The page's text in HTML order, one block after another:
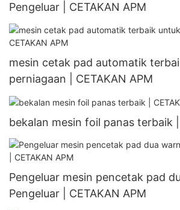
Pengeluar | CETAKAN APM
mesin cetak pad automatik
perniagaan | CETAKAN APM
bekalan mesin foil panas terbaik |
Pengeluar mesin pencetak pad
Pengeluar | CETAKAN APM